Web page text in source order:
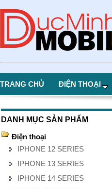
TRANG CHỦ ĐIỆN THOẠI
DANH MỤC SẢN PHẨM
Điện thoại
IPHONE 12 SERIES
IPHONE 13 SERIES
IPHONE 14 SERIES